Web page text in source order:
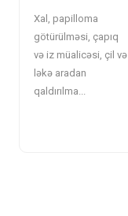
Xal, papilloma
götürülməsi, çapıq
və iz müalicəsi, çil və
ləkə aradan
qaldırılma...